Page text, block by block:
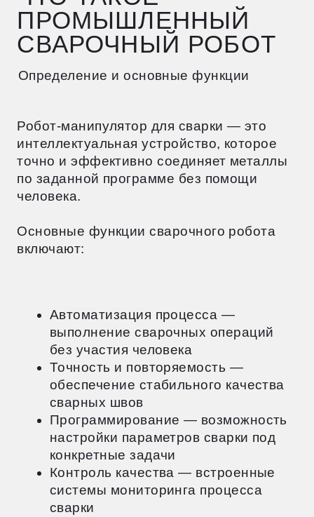
человека.
Основные функции сварочного робота
включают:
выполнение сварочных операций
без участия человека
Точность и повторяемость —
обеспечение стабильного качества
сварных швов
Программирование — возможность
конкретные задачи
Контроль качества — встроенные
Применение в различных областях
Промышленные сварочные роботы стали
неотъемлемой частью многих отраслей
производства благодаря своей
В автомобилестроении промышленный
сварочный робот играет ключевую роль,
участвуя в создании кузовов, шасси